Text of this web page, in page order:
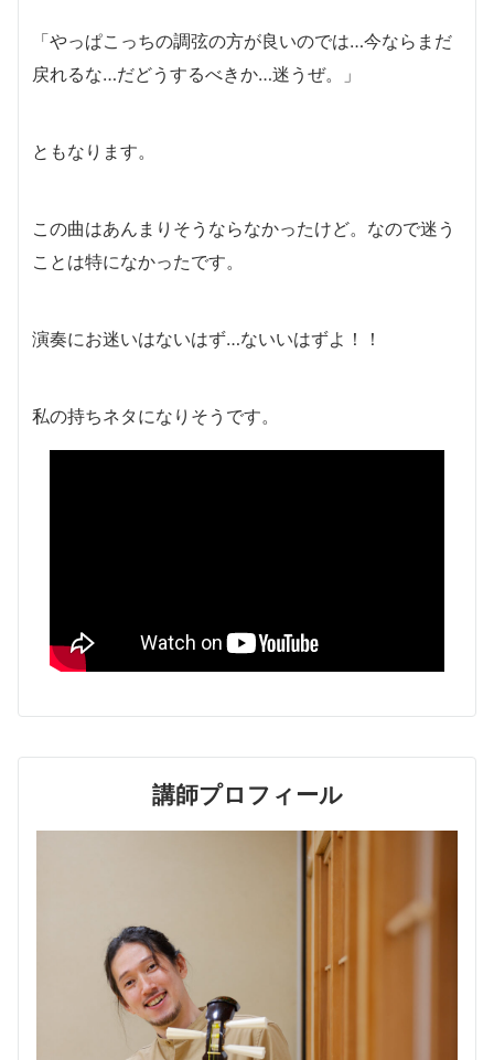
「やっぱこっちの調弦の方が良いのでは…今ならまだ
戻れるな…だどうするべきか…迷うぜ。」
ともなります。
この曲はあんまりそうならなかったけど。なので迷う
ことは特になかったです。
演奏にお迷いはないはず…ないいはずよ！！
私の持ちネタになりそうです。
講師プロフィール